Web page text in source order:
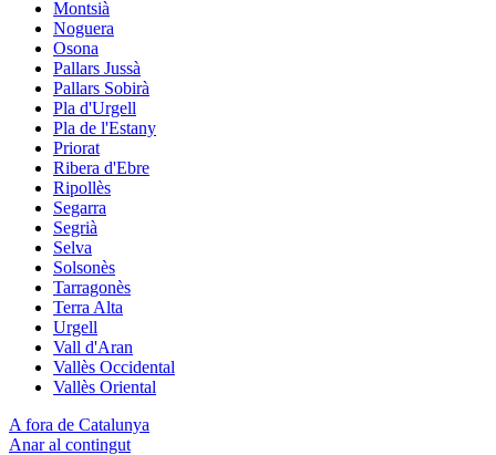
Montsià
Noguera
Osona
Pallars Jussà
Pallars Sobirà
Pla d'Urgell
Pla de l'Estany
Priorat
Ribera d'Ebre
Ripollès
Segarra
Segrià
Selva
Solsonès
Tarragonès
Terra Alta
Urgell
Vall d'Aran
Vallès Occidental
Vallès Oriental
A fora de Catalunya
Anar al contingut